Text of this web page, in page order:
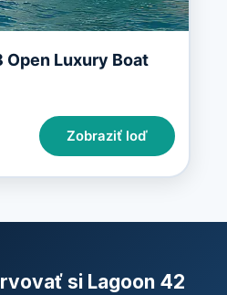
Open Luxury Boat
Zobraziť loď
si Lagoon 42